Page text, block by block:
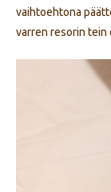
vaihtoehtona
varren resorin tein